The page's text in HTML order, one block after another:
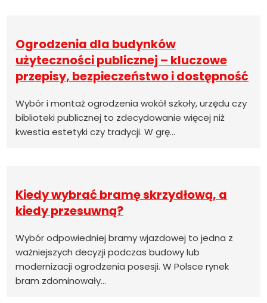
Ogrodzenia dla budynków
użyteczności publicznej – kluczowe
przepisy, bezpieczeństwo i dostępność
Wybór i montaż ogrodzenia wokół szkoły, urzędu czy
biblioteki publicznej to zdecydowanie więcej niż
kwestia estetyki czy tradycji. W grę…
Kiedy wybrać bramę skrzydłową, a
kiedy przesuwną?
Wybór odpowiedniej bramy wjazdowej to jedna z
ważniejszych decyzji podczas budowy lub
modernizacji ogrodzenia posesji. W Polsce rynek
bram zdominowały…